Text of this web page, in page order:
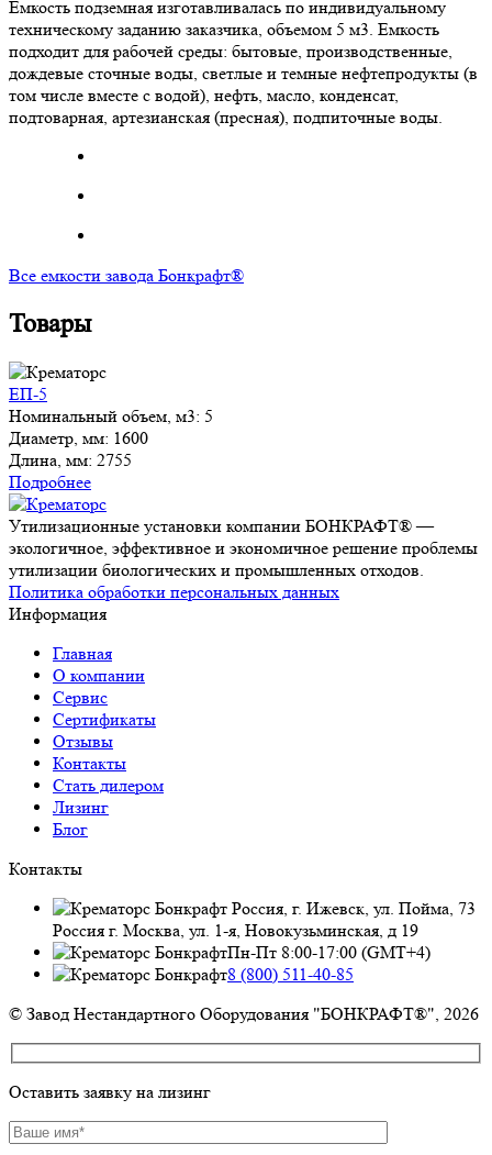
Емкость подземная изготавливалась по индивидуальному
техническому заданию заказчика, объемом 5 м3. Емкость
подходит для рабочей среды: бытовые, производственные,
дождевые сточные воды, светлые и темные нефтепродукты (в
том числе вместе с водой), нефть, масло, конденсат,
подтоварная, артезианская (пресная), подпиточные воды.
Все емкости завода Бонкрафт®
Товары
ЕП-5
Номинальный объем, м3: 5
Диаметр, мм: 1600
Длина, мм: 2755
Подробнее
Утилизационные установки компании БОНКРАФТ® —
экологичное, эффективное и экономичное решение проблемы
утилизации биологических и промышленных отходов.
Политика обработки персональных данных
Информация
Главная
О компании
Сервис
Сертификаты
Отзывы
Контакты
Стать дилером
Лизинг
Блог
Контакты
Россия, г. Ижевск, ул. Пойма, 73
Россия г. Москва, ул. 1-я, Новокузьминская, д 19
Пн-Пт 8:00-17:00 (GMT+4)
8 (800) 511-40-85
© Завод Нестандартного Оборудования "БОНКРАФТ®", 2026
Оставить заявку на лизинг